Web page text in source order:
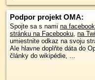
Podpor projekt OMA:
Spojte sa s nami na
stránku na Facebooku, na
umiestnite odkaz na svoju
Ale hlavne doplňte dáta do
články do wikipédie, ...